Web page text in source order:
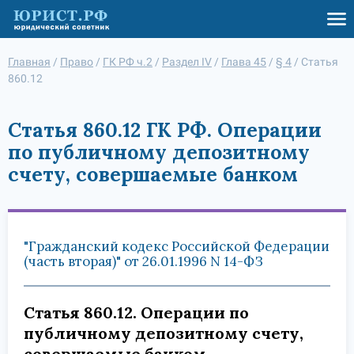
Главная / Право / ГК РФ ч.2 / Раздел IV / Глава 45 / § 4 / Статья
860.12
Статья 860.12 ГК РФ. Операции
по публичному депозитному
счету, совершаемые банком
"Гражданский кодекс Российской Федерации
(часть вторая)" от 26.01.1996 N 14-ФЗ
Статья 860.12. Операции по
публичному депозитному счету,